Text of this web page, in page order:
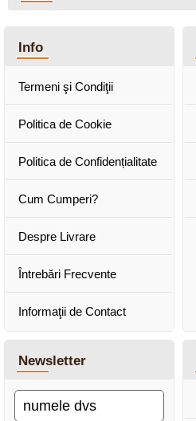
Info
Termeni şi Condiţii
Politica de Cookie
Politica de Confidențialitate
Cum Cumperi?
Despre Livrare
Întrebări Frecvente
Informaţii de Contact
Newsletter